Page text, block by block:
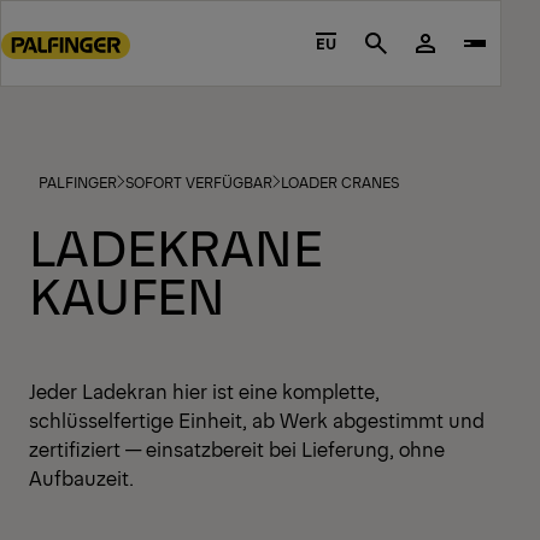
to
footer
EU Search
PALFINGER SOFORT VERFÜGBAR LOADER CRANES
LADEKRANE
KAUFEN
Jeder Ladekran hier ist eine komplette,
schlüsselfertige Einheit, ab Werk abgestimmt und
zertifiziert — einsatzbereit bei Lieferung, ohne
Aufbauzeit.